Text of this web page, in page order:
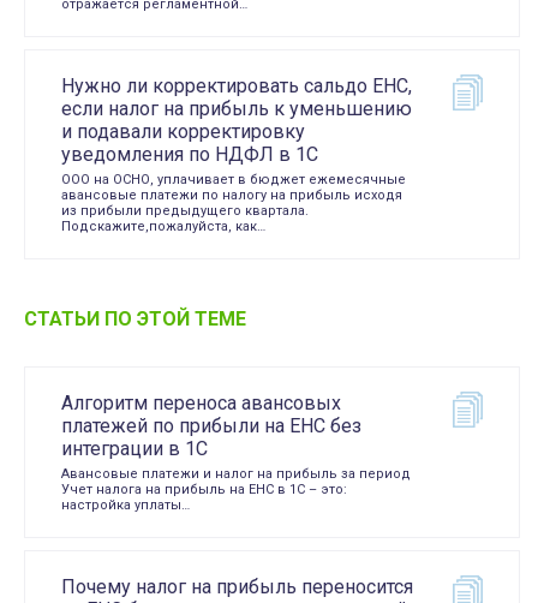
отражается регламентной…
Нужно ли корректировать сальдо ЕНС,
если налог на прибыль к уменьшению
и подавали корректировку
уведомления по НДФЛ в 1С
ООО на ОСНО, уплачивает в бюджет ежемесячные
авансовые платежи по налогу на прибыль исходя
из прибыли предыдущего квартала.
Подскажите,пожалуйста, как…
СТАТЬИ ПО ЭТОЙ ТЕМЕ
Алгоритм переноса авансовых
платежей по прибыли на ЕНС без
интеграции в 1С
Авансовые платежи и налог на прибыль за период
Учет налога на прибыль на ЕНС в 1С – это:
настройка уплаты…
Почему налог на прибыль переносится